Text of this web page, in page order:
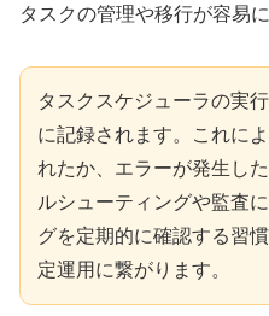
タスクの管理や移行が容易
タスクスケジューラの実
に記録されます。これに
れたか、エラーが発生し
ルシューティングや監査
グを定期的に確認する習
定運用に繋がります。